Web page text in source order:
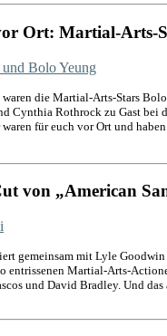
Ort: Martial-Arts-
waren die Martial-Arts-Stars
Cynthia Rothrock zu Gast bei
für euch vor Ort und
von „American
gemeinsam mit Lyle
entrissenen Martial-Arts-
und David Bradley. Und